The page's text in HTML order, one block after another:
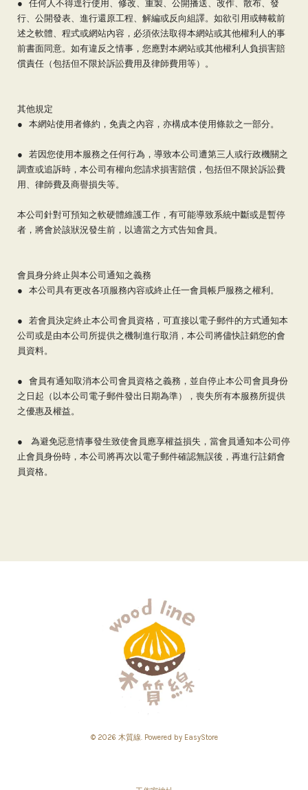
● 任何人不得逕行使用、修改、重製、公開播送、改作、散布、發
行、公開發表、進行還原工程、解編或反向組譯。如欲引用或轉載前
述之軟體、程式或網站內容，必須依法取得本網站或其他權利人的事
前書面同意。如有違反之情事，您應對本網站或其他權利人負損害賠
償責任（包括但不限於訴訟費用及律師費用等）。
其他規定
● 本網站使用者條約，免責之內容，亦構成本使用條款之一部分。
● 若因您使用本服務之任何行為，導致本公司遭第三人或行政機關之
調查或追訴時，本公司有權向您請求損害賠償，包括但不限於訴訟費
用、律師費及商譽損失等。
本公司針對可預知之軟硬體維護工作，有可能導致系統中斷或是暫停
者，將會於該狀況發生前，以適當之方式告知會員。
會員身分終止與本公司通知之義務
● 本公司具有更改各項服務內容或終止任一會員帳戶服務之權利。
● 若會員決定終止本公司會員資格，可直接以電子郵件的方式通知本
公司或是由本公司所提供之機制進行取消，本公司將儘快註銷您的會
員資料。
● 會員有通知取消本公司會員資格之義務，並自停止本公司會員身份
之日起（以本公司電子郵件發出日期為準），喪失所有本服務所提供
之優惠及權益。
● 為避免惡意情事發生致使會員應享權益損失，當會員通知本公司停
止會員身份時，本公司將再次以電子郵件確認無誤後，再進行註銷會
員資格。
© 2026 木質線. Powered by EasyStore